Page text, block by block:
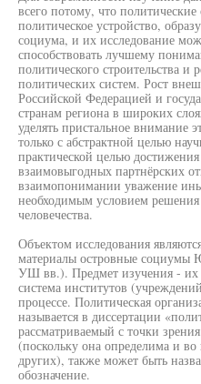
всего потому, что
политическое устройство,
социума, и их исследование
способствовать лучшему
политического строительства
политических систем. Рост
Российской Федерацией и
странам региона в широких
уделять пристальное внимание
только с абстрактной целью
практической целью
взаимовыгодных партнёрских
взаимопонимании уважение
необходимым условием
человечества.
Объектом исследования
материалы островные социумы
УШ вв.). Предмет изучения - их
система институтов
процессе. Политическая
называется в диссертации
рассматриваемый с точки
(поскольку она определима и во
других), также может быть
обозначение.